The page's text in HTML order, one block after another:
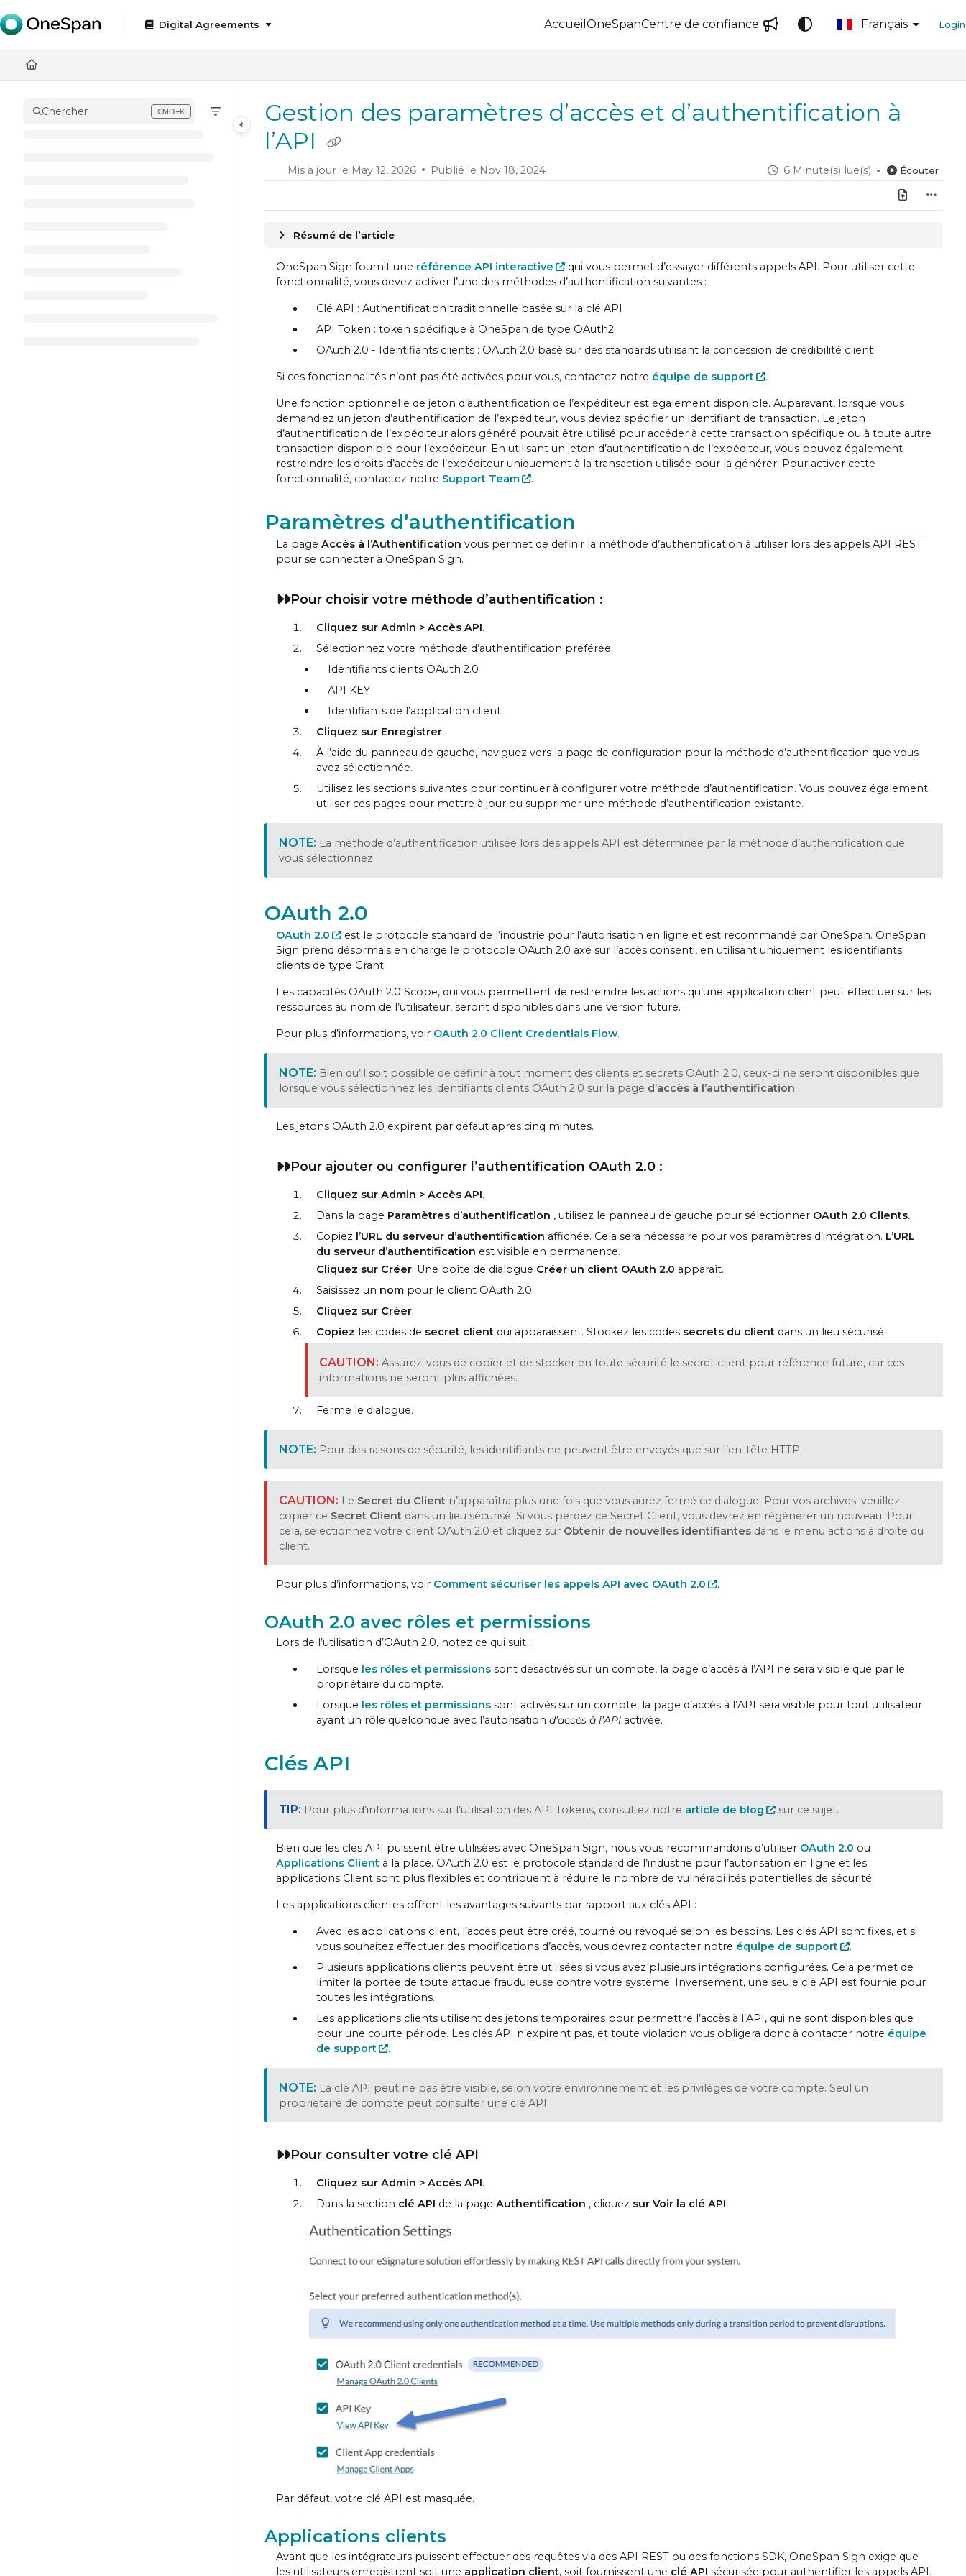
Documentation Index
Fetch the complete documentation index at:https://docs.onespan.com/llms.txt
Use this file to discover all available pages before exploring further.
Digital Agreements Accueil OneSpanCentre de confiance Français Login
Chercher CMD+K
Press CMD+K to open search
Gestion des paramètres d’accès et d’authentification à
l’API
Mis à jour le May 12, 2026 Publié le Nov 18, 2024 6 Minute(s) lue(s) Écouter
Résumé de l’article
OneSpan Sign fournit une référence API interactive
qui vous permet d’essayer différents appels API. Pour utiliser cette
fonctionnalité, vous devez activer l’une des méthodes d’authentification suivantes :
Clé API : Authentification traditionnelle basée sur la clé API
API Token : token spécifique à OneSpan de type OAuth2
OAuth 2.0 - Identifiants clients : OAuth 2.0 basé sur des standards utilisant la concession de crédibilité client
Si ces fonctionnalités n’ont pas été activées pour vous, contactez notre équipe de support .
Une fonction optionnelle de jeton d’authentification de l’expéditeur est également disponible. Auparavant, lorsque vous
demandiez un jeton d’authentification de l’expéditeur, vous deviez spécifier un identifiant de transaction. Le jeton
d’authentification de l’expéditeur alors généré pouvait être utilisé pour accéder à cette transaction spécifique ou à toute autre
transaction disponible pour l’expéditeur. En utilisant un jeton d’authentification de l’expéditeur, vous pouvez également
restreindre les droits d’accès de l’expéditeur uniquement à la transaction utilisée pour la générer. Pour activer cette
fonctionnalité, contactez notre Support Team .
Paramètres d’authentification
La page Accès à l’Authentification vous permet de définir la méthode d’authentification à utiliser lors des appels API REST
pour se connecter à OneSpan Sign.
Pour choisir votre méthode d’authentification :
Cliquez sur Admin > Accès API.
Sélectionnez votre méthode d’authentification préférée.
Identifiants clients OAuth 2.0
API KEY
Identifiants de l’application client
Cliquez sur Enregistrer.
À l’aide du panneau de gauche, naviguez vers la page de configuration pour la méthode d’authentification que vous
avez sélectionnée.
Utilisez les sections suivantes pour continuer à configurer votre méthode d’authentification. Vous pouvez également
utiliser ces pages pour mettre à jour ou supprimer une méthode d’authentification existante.
La méthode d’authentification utilisée lors des appels API est déterminée par la méthode d’authentification que
vous sélectionnez.
OAuth 2.0
OAuth 2.0
est le protocole standard de l’industrie pour l’autorisation en ligne et est recommandé par OneSpan. OneSpan
Sign prend désormais en charge le protocole OAuth 2.0 axé sur l’accès consenti, en utilisant uniquement les identifiants
clients de type Grant.
Les capacités OAuth 2.0 Scope, qui vous permettent de restreindre les actions qu’une application client peut effectuer sur les
ressources au nom de l’utilisateur, seront disponibles dans une version future.
Pour plus d’informations, voir OAuth 2.0 Client Credentials Flow.
Bien qu’il soit possible de définir à tout moment des clients et secrets OAuth 2.0, ceux-ci ne seront disponibles que
lorsque vous sélectionnez les identifiants clients OAuth 2.0 sur la page d’accès à l’authentification .
Les jetons OAuth 2.0 expirent par défaut après cinq minutes.
Pour ajouter ou configurer l’authentification OAuth 2.0 :
Cliquez sur Admin > Accès API.
Dans la page Paramètres d’authentification , utilisez le panneau de gauche pour sélectionner OAuth 2.0 Clients.
Copiez l’URL du serveur d’authentification affichée. Cela sera nécessaire pour vos paramètres d’intégration. L’URL
du serveur d’authentification est visible en permanence.
Cliquez sur Créer. Une boîte de dialogue Créer un client OAuth 2.0 apparaît.
Saisissez un nom pour le client OAuth 2.0.
Cliquez sur Créer.
Copiez les codes de secret client qui apparaissent. Stockez les codes secrets du client dans un lieu sécurisé.
Assurez-vous de copier et de stocker en toute sécurité le secret client pour référence future, car ces
informations ne seront plus affichées.
Ferme le dialogue.
Pour des raisons de sécurité, les identifiants ne peuvent être envoyés que sur l’en-tête HTTP.
Le Secret du Client n’apparaîtra plus une fois que vous aurez fermé ce dialogue. Pour vos archives. veuillez
copier ce Secret Client dans un lieu sécurisé. Si vous perdez ce Secret Client, vous devrez en régénérer un nouveau. Pour
cela, sélectionnez votre client OAuth 2.0 et cliquez sur Obtenir de nouvelles identifiantes dans le menu actions à droite du
client.
Pour plus d’informations, voir Comment sécuriser les appels API avec OAuth 2.0 .
OAuth 2.0 avec rôles et permissions
Lors de l’utilisation d’OAuth 2.0, notez ce qui suit :
Lorsque les rôles et permissions sont désactivés sur un compte, la page d’accès à l’API ne sera visible que par le
propriétaire du compte.
Lorsque les rôles et permissions sont activés sur un compte, la page d’accès à l’API sera visible pour tout utilisateur
ayant un rôle quelconque avec l’autorisation d’accès à l’API activée.
Clés API
Pour plus d’informations sur l’utilisation des API Tokens, consultez notre article de blog sur ce sujet.
Bien que les clés API puissent être utilisées avec OneSpan Sign, nous vous recommandons d’utiliser OAuth 2.0 ou
Applications Client à la place. OAuth 2.0 est le protocole standard de l’industrie pour l’autorisation en ligne et les
applications Client sont plus flexibles et contribuent à réduire le nombre de vulnérabilités potentielles de sécurité.
Les applications clientes offrent les avantages suivants par rapport aux clés API :
Avec les applications client, l’accès peut être créé, tourné ou révoqué selon les besoins. Les clés API sont fixes, et si
vous souhaitez effectuer des modifications d’accès, vous devrez contacter notre équipe de support
.
Plusieurs applications clients peuvent être utilisées si vous avez plusieurs intégrations configurées. Cela permet de
limiter la portée de toute attaque frauduleuse contre votre système. Inversement, une seule clé API est fournie pour
toutes les intégrations.
Les applications clients utilisent des jetons temporaires pour permettre l’accès à l’API, qui ne sont disponibles que
pour une courte période. Les clés API n’expirent pas, et toute violation vous obligera donc à contacter notre équipe
de support
.
La clé API peut ne pas être visible, selon votre environnement et les privilèges de votre compte. Seul un
propriétaire de compte peut consulter une clé API.
Pour consulter votre clé API
Cliquez sur Admin > Accès API.
Dans la section clé API de la page Authentification , cliquez sur Voir la clé API.
Par défaut, votre clé API est masquée.
Applications clients
Avant que les intégrateurs puissent effectuer des requêtes via des API REST ou des fonctions SDK, OneSpan Sign exige que
les utilisateurs enregistrent soit une application client, soit fournissent une clé API sécurisée pour authentifier les appels API.